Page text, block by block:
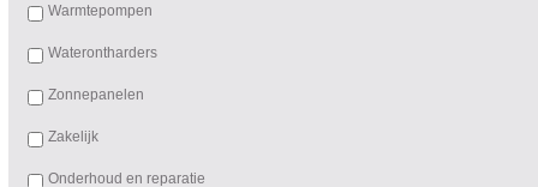
Warmtepompen
Waterontharders
Zonnepanelen
Zakelijk
Onderhoud en reparatie